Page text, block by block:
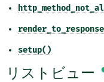
setup()
リストビュー